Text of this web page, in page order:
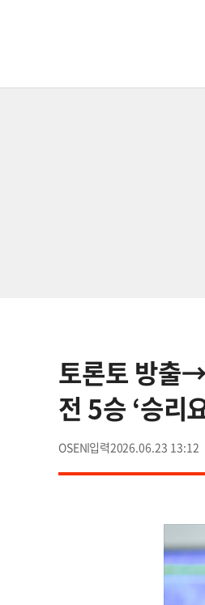
토론토 방출
전 5승 ‘승
OSEN 2026.06.23 13:12